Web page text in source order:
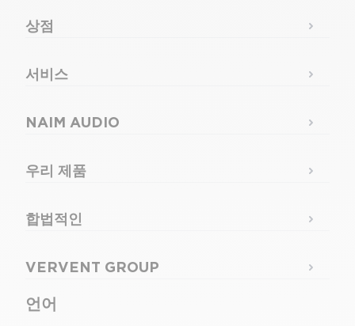
언어
상점
서비스
NAIM AUDIO
우리 제품
합법적인
VERVENT GROUP